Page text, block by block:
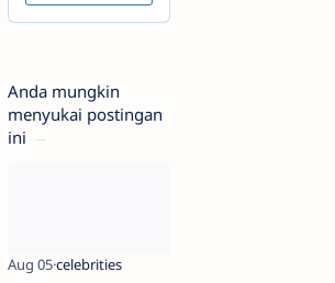
Anda mungkin
menyukai postingan
ini